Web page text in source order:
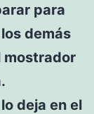
para
demás
mostrador
deja en el